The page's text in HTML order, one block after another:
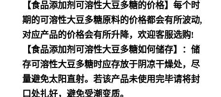
【食品添加剂可溶性大豆多糖的价格】每个时
期的可溶性大豆多糖原料的价格都会有所波动,
对应产品的价格会有所升降，欢迎客服选购!
【食品添加剂可溶性大豆多糖如何储存】：储
存可溶性大豆多糖时应存放于阴凉干燥处，尽
量避免太阳直射。若该产品未使用完毕请将封
口处扎好，避免受潮变质。